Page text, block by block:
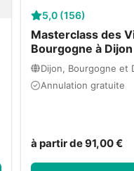
5,0 (156)
Masterclass des
Bourgogne à Dijon
Dijon, Bourgogne et
Annulation gratuite
à partir de 91,00 €